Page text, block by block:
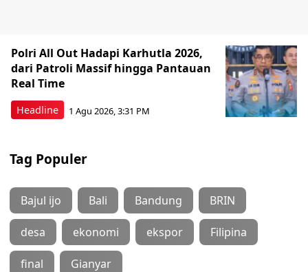
Headline
Polri All Out Hadapi Karhutla 2026,
dari Patroli Massif hingga Pantauan
Real Time
1 Agu 2026, 3:31 PM
Tag Populer
Bajul ijo Bali Bandung BRIN
desa ekonomi ekspor Filipina
final Gianyar